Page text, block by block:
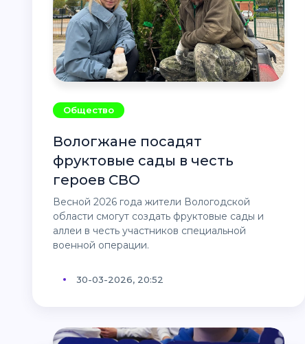
Общество
Вологжане посадят
фруктовые сады в честь
героев СВО
Весной 2026 года жители Вологодской
области смогут создать фруктовые сады и
аллеи в честь участников специальной
военной операции.
30-03-2026, 20:52